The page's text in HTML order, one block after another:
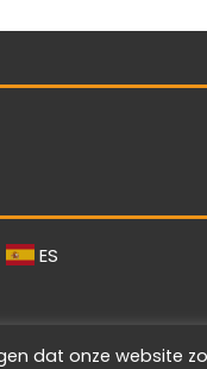
ES
dat onze website